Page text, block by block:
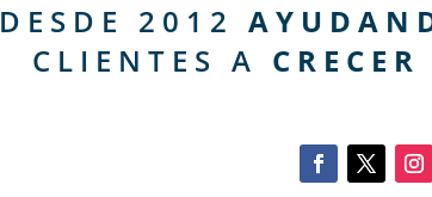
DESDE 2012
CLIENTES A